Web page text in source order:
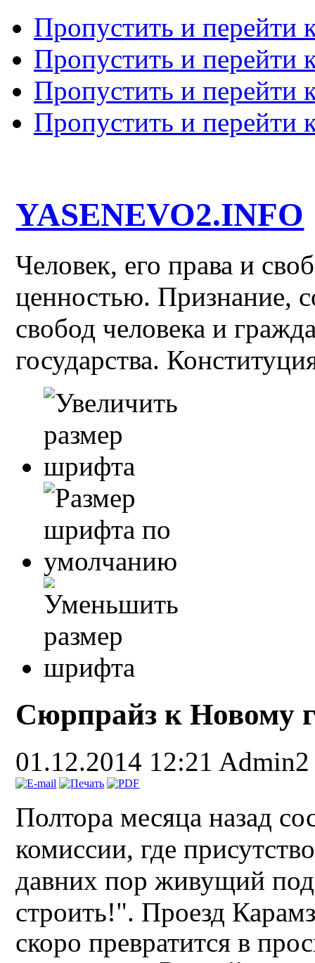
Пропустить и перейти
Пропустить и перейти
Пропустить и перейти
Пропустить и перейти
YASENEVO2.INFO
Человек, его права и
ценностью. Признание,
свобод человека и
государства.
Сюрпрайз к Новому
01.12.2014 12:21 Admin2
Полтора месяца назад
комиссии, где
давних пор живущий
строить!". Проезд
скоро превратится в